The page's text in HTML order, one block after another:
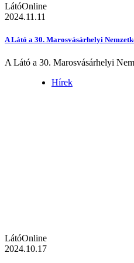
LátóOnline
2024.11.11
A Látó a 30. Marosvásárhelyi
A Látó a 30. Marosvásárhelyi
Hírek
LátóOnline
2024.10.17